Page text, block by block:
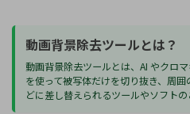
動画背景除去ツールとは？
動画背景除去ツールとは、AI やクロ
を使って被写体だけを切り抜き、周
どに差し替えられるツールやソフトの